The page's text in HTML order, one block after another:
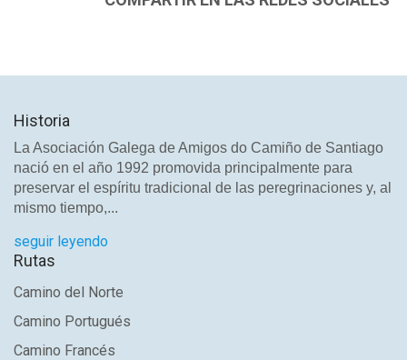
Historia
La Asociación Galega de Amigos do Camiño de Santiago
nació en el año 1992 promovida principalmente para
preservar el espíritu tradicional de las peregrinaciones y, al
mismo tiempo,...
seguir leyendo
Rutas
Camino del Norte
Camino Portugués
Camino Francés